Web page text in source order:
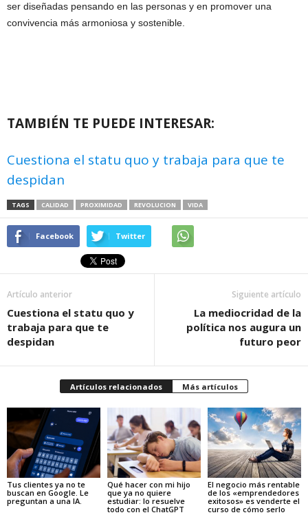
ser diseñadas pensando en las personas y en promover una
convivencia más armoniosa y sostenible.
TAMBIÉN TE PUEDE INTERESAR:
Cuestiona el statu quo y trabaja para que te
despidan
TAGS CALIDAD PROXIMIDAD REVOLUCION VIDA
Facebook Twitter
Artículo anterior
Cuestiona el statu quo y
trabaja para que te
despidan
Siguiente artículo
La mediocridad de la
política nos augura un
futuro peor
Artículos relacionados Más artículos
Tus clientes ya no te
buscan en Google. Le
preguntan a una IA.
Qué hacer con mi hijo
que ya no quiere
estudiar: lo resuelve
todo con el ChatGPT
El negocio más rentable
de los «emprendedores
exitosos» es venderte el
curso de cómo serlo